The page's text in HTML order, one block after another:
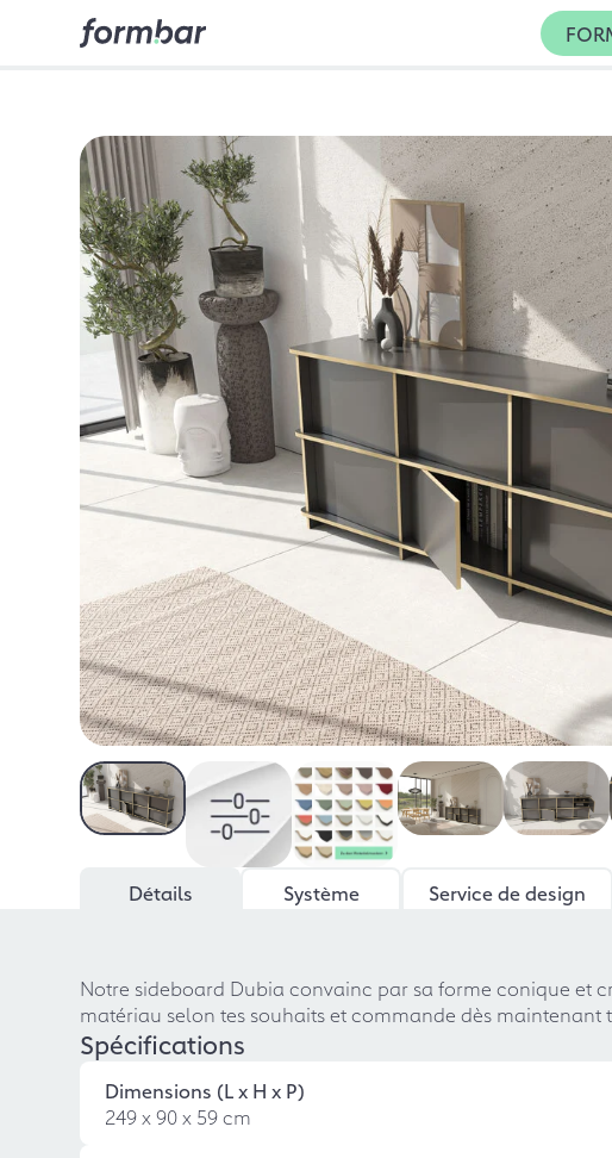
Détails
Système Service de design
Notre sideboard Dubia convainc par sa forme conique et
matériau selon tes souhaits et commande dès
Spécifications
Dimensions (L x H x P)
249 x 90 x 59 cm